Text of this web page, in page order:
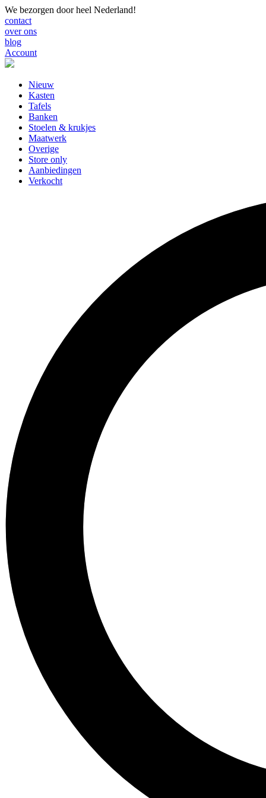
We bezorgen door heel Nederland!
contact
over ons
blog
Account
Nieuw
Kasten
Tafels
Banken
Stoelen & krukjes
Maatwerk
Overige
Store only
Aanbiedingen
Verkocht